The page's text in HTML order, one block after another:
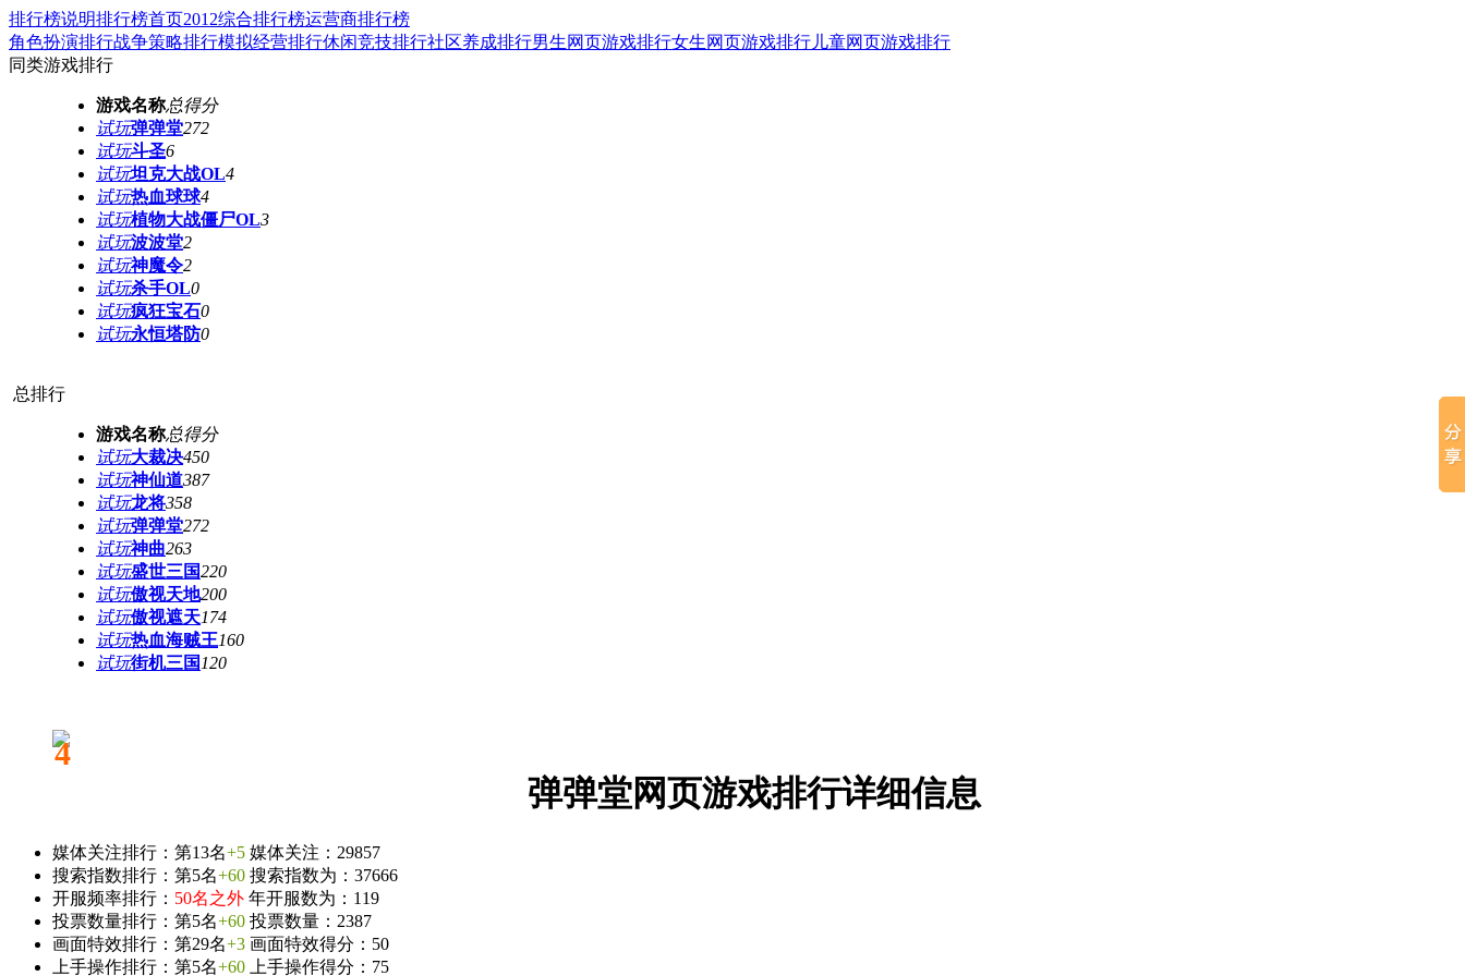
排行榜说明排行榜首页2012综合排行榜运营商排行榜
角色扮演排行战争策略排行模拟经营排行休闲竞技排行社区养成排行男生网页游戏排行女生网页游戏排行 儿童网页游戏排行
同类游戏排行
游戏名称总得分
试玩弹弹堂272
试玩斗圣6
试玩坦克大战OL4
试玩热血球球4
试玩植物大战僵尸OL3
试玩波波堂2
试玩神魔令2
试玩杀手OL0
试玩疯狂宝石0
试玩永恒塔防0
总排行
游戏名称总得分
试玩大裁决450
试玩神仙道387
试玩龙将358
试玩弹弹堂272
试玩神曲263
试玩盛世三国220
试玩傲视天地200
试玩傲视遮天174
试玩热血海贼王160
试玩街机三国 120
4
弹弹堂网页游戏排行详细信息
媒体关注排行：第13名+5 媒体关注：29857
搜索指数排行：第5名+60 搜索指数为：37666
开服频率排行： 50名之外 年开服数为：119
投票数量排行：第5名+60 投票数量：2387
画面特效排行：第29名+3 画面特效得分：50
上手操作排行：第5名+60 上手操作得分：75